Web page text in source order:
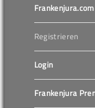
Frankenjura.com
Registrieren
Login
Frankenjura